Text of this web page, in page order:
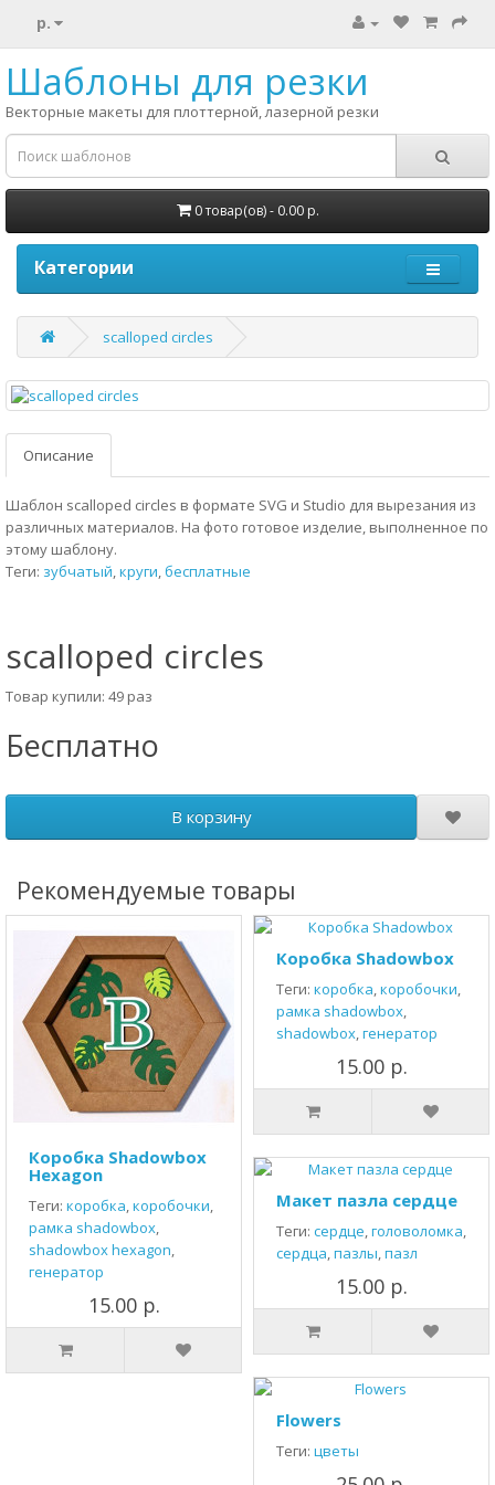
р.
Шаблоны для резки
Векторные макеты для плоттерной, лазерной резки
0 товар(ов) - 0.00 р.
Категории
scalloped circles
Описание
Шаблон scalloped circles в формате SVG и Studio для вырезания из
различных материалов. На фото готовое изделие, выполненное по
этому шаблону.
Теги: зубчатый,круги,бесплатные
scalloped circles
Товар купили: 49 раз
Бесплатно
В корзину
Рекомендуемые товары
Коробка Shadowbox
Hexagon
Теги: коробка,коробочки,
рамка shadowbox,
shadowbox hexagon,
генератор
15.00 р.
Коробка Shadowbox
Теги: коробка,коробочки,
рамка shadowbox,
shadowbox,генератор
15.00 р.
Макет пазла сердце
Теги: сердце,головоломка,
сердца,пазлы,пазл
15.00 р.
Flowers
Теги: цветы